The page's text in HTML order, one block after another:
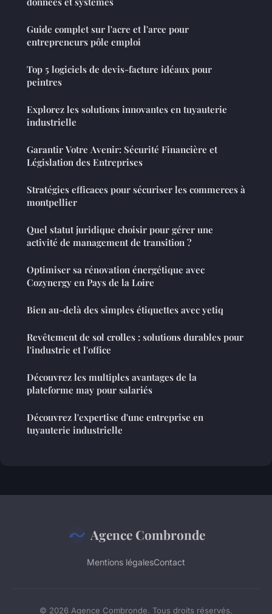
Guide complet sur l'acre et l'arce pour
entrepreneurs pôle emploi
Top 5 logiciels de devis-facture idéaux pour
peintres
Explorez les solutions innovantes en tuyauterie
industrielle
Garantir Votre Avenir: Sécurité Financière et
Législation des Entreprises
Stratégies efficaces pour sécuriser les commerces à
montpellier
Quel statut juridique choisir pour gérer une
activité de management de transition ?
Optimiser sa rénovation énergétique avec
Cozynergy en Pays de la Loire
Bien au-delà des simples étiquettes avec yetiq
Revêtement de sol crolles : solutions durables pour
l'industrie et l'office
Découvrez les multiples avantages de la
plateforme may pour salariés
Découvrez l'expertise d'une entreprise en
tuyauterie industrielle
Agence Combronde
Mentions légalesContact
© 2026 Agence Combronde. Tous droits réservés.